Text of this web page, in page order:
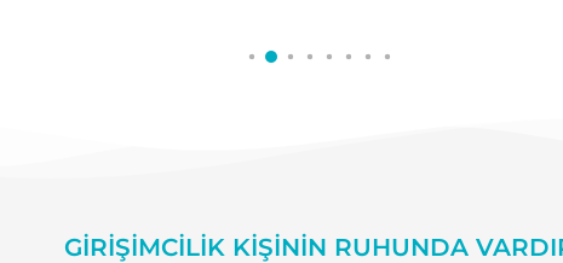
GIRIŞIMCILIK KIŞININ RUHUNDA